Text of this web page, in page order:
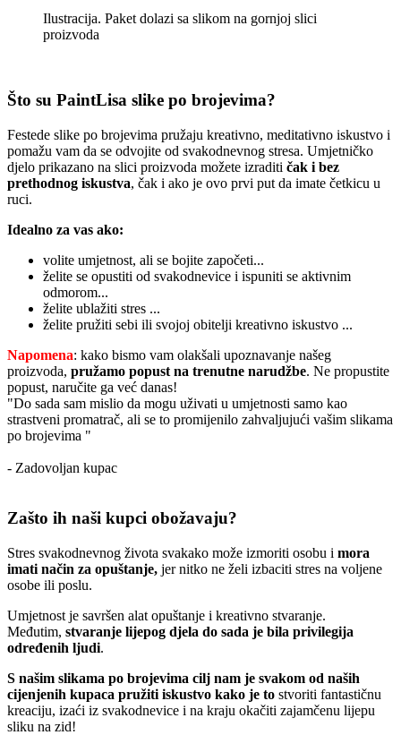
Ilustracija. Paket dolazi sa slikom na gornjoj slici
proizvoda
Što su PaintLisa slike po brojevima?
Festede slike po brojevima pružaju kreativno, meditativno iskustvo i
pomažu vam da se odvojite od svakodnevnog stresa. Umjetničko
djelo prikazano na slici proizvoda možete izraditi čak i bez
prethodnog iskustva, čak i ako je ovo prvi put da imate četkicu u
ruci.
Idealno za vas ako:
volite umjetnost, ali se bojite započeti...
želite se opustiti od svakodnevice i ispuniti se aktivnim
odmorom...
želite ublažiti stres ...
želite pružiti sebi ili svojoj obitelji kreativno iskustvo ...
Napomena: kako bismo vam olakšali upoznavanje našeg
proizvoda, pružamo popust na trenutne narudžbe. Ne propustite
popust, naručite ga već danas!
"Do sada sam mislio da mogu uživati u umjetnosti samo kao
strastveni promatrač, ali se to promijenilo zahvaljujući vašim slikama
po brojevima "
- Zadovoljan kupac
Zašto ih naši kupci obožavaju?
Stres svakodnevnog života svakako može izmoriti osobu i mora
imati način za opuštanje, jer nitko ne želi izbaciti stres na voljene
osobe ili poslu.
Umjetnost je savršen alat opuštanje i kreativno stvaranje.
Međutim, stvaranje lijepog djela do sada je bila privilegija
određenih ljudi.
S našim slikama po brojevima cilj nam je svakom od naših
cijenjenih kupaca pružiti iskustvo kako je to stvoriti fantastičnu
kreaciju, izaći iz svakodnevice i na kraju okačiti zajamčenu lijepu
sliku na zid!